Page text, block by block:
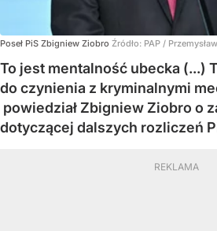
Poseł PiS Zbigniew Ziobro Źródło: PAP /
To jest mentalność ubecka (...)
do czynienia z kryminalnymi
powiedział Zbigniew Ziobro o
dotyczącej dalszych rozliczeń